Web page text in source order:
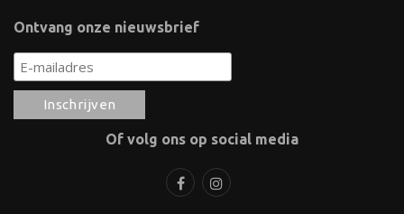
Ontvang onze nieuwsbrief
Of volg ons op social media